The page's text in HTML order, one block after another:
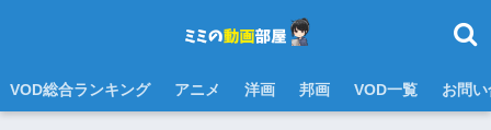
VOD総合ランキング アニメ 洋画 邦画 VOD一覧 お問